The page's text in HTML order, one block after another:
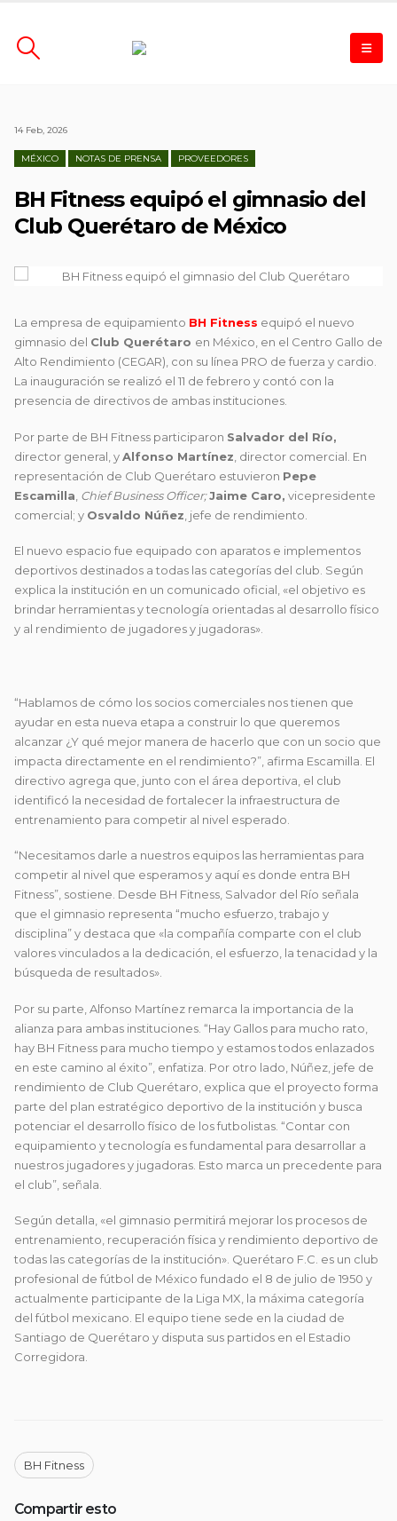
14 Feb, 2026
MÉXICO NOTAS DE PRENSA PROVEEDORES
BH Fitness equipó el gimnasio del
Club Querétaro de México
La empresa de equipamiento BH Fitness equipó el nuevo
gimnasio del Club Querétaro en México, en el Centro Gallo de
Alto Rendimiento (CEGAR), con su línea PRO de fuerza y cardio.
La inauguración se realizó el 11 de febrero y contó con la
presencia de directivos de ambas instituciones.
Por parte de BH Fitness participaron Salvador del Río,
director general, yAlfonso Martínez , director comercial. En
representación de Club Querétaro estuvieron Pepe
Escamilla Chief Business Officer;Jaime Caro, vicepresidente
comercial; y Osvaldo Núñez , jefe de rendimiento.
El nuevo espacio fue equipado con aparatos e implementos
deportivos destinados a todas las categorías del club. Según
explica la institución en un comunicado oficial, «el objetivo es
brindar herramientas y tecnología orientadas al desarrollo físico
y al rendimiento de jugadores y jugadoras».
“Hablamos de cómo los socios comerciales nos tienen que
ayudar en esta nueva etapa a construir lo que queremos
alcanzar ¿Y qué mejor manera de hacerlo que con un socio que
impacta directamente en el rendimiento?”, afirma Escamilla. El
directivo agrega que, junto con el área deportiva, el club
identificó la necesidad de fortalecer la infraestructura de
entrenamiento para competir al nivel esperado.
“Necesitamos darle a nuestros equipos las herramientas para
competir al nivel que esperamos y aquí es donde entra BH
Fitness”, sostiene. Desde BH Fitness, Salvador del Río señala
que el gimnasio representa “mucho esfuerzo, trabajo y
disciplina” y destaca que «la compañía comparte con el club
valores vinculados a la dedicación, el esfuerzo, la tenacidad y la
búsqueda de resultados».
Por su parte, Alfonso Martínez remarca la importancia de la
alianza para ambas instituciones. “Hay Gallos para mucho rato,
hay BH Fitness para mucho tiempo y estamos todos enlazados
en este camino al éxito”, enfatiza. Por otro lado, Núñez, jefe de
rendimiento de Club Querétaro, explica que el proyecto forma
parte del plan estratégico deportivo de la institución y busca
potenciar el desarrollo físico de los futbolistas. “Contar con
equipamiento y tecnología es fundamental para desarrollar a
nuestros jugadores y jugadoras. Esto marca un precedente para
el club”, señala.
Según detalla, «el gimnasio permitirá mejorar los procesos de
entrenamiento, recuperación física y rendimiento deportivo de
todas las categorías de la institución». Querétaro F.C. es un club
profesional de fútbol de México fundado el 8 de julio de 1950 y
actualmente participante de la Liga MX, la máxima categoría
del fútbol mexicano. El equipo tiene sede en la ciudad de
Santiago de Querétaro y disputa sus partidos en el Estadio
Corregidora.
BH Fitness
Compartir esto